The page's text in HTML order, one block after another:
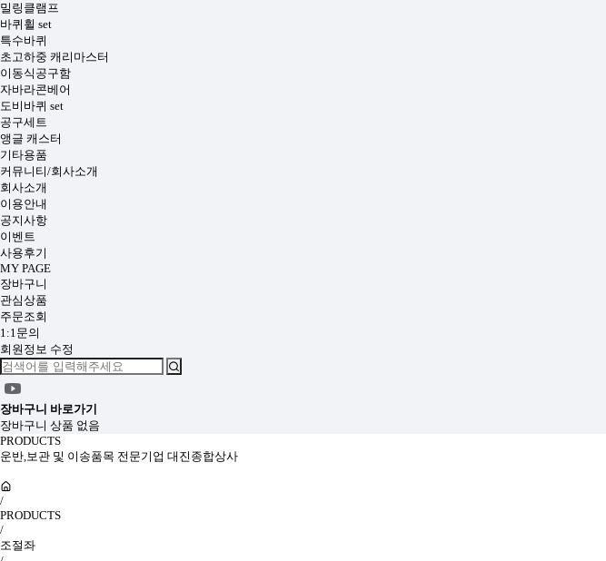
밀링클램프
바퀴휠 set
특수바퀴
초고하중 캐리마스터
이동식공구함
자바라콘베어
도비바퀴 set
공구세트
앵글 캐스터
기타용품
커뮤니티/회사소개
회사소개
이용안내
공지사항
이벤트
사용후기
MY PAGE
장바구니
관심상품
주문조회
1:1문의
회원정보 수정
장바구니 바로가기
장바구니 상품 없음
PRODUCTS
운반,보관 및 이송품목 전문기업 대진종합상사
/
PRODUCTS
/
조절좌